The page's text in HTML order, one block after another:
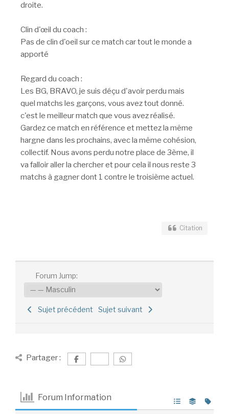
droite.
Clin d'œil du coach :
Pas de clin d'oeil sur ce match car tout le monde a
apporté
Regard du coach :
Les BG, BRAVO, je suis déçu d'avoir perdu mais
quel matchs les garçons, vous avez tout donné.
c'est le meilleur match que vous avez réalisé.
Gardez ce match en référence et mettez la même
hargne dans les prochains, avec la même cohésion,
collectif. Nous avons perdu notre place de 3ème, il
va falloir aller la chercher et pour cela il nous reste 3
matchs à gagner dont 1 contre le troisième actuel.
Citation
Forum Jump:
Sujet précédent Sujet suivant
Partager :
Forum Information